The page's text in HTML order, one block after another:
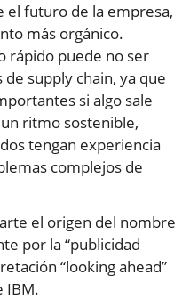
el futuro de la empresa,
más orgánico.
rápido puede no ser
supply chain, ya que
si algo sale
ritmo sostenible,
tengan experiencia
complejos de
el origen del nombre
por la “publicidad
“looking ahead”
IBM.